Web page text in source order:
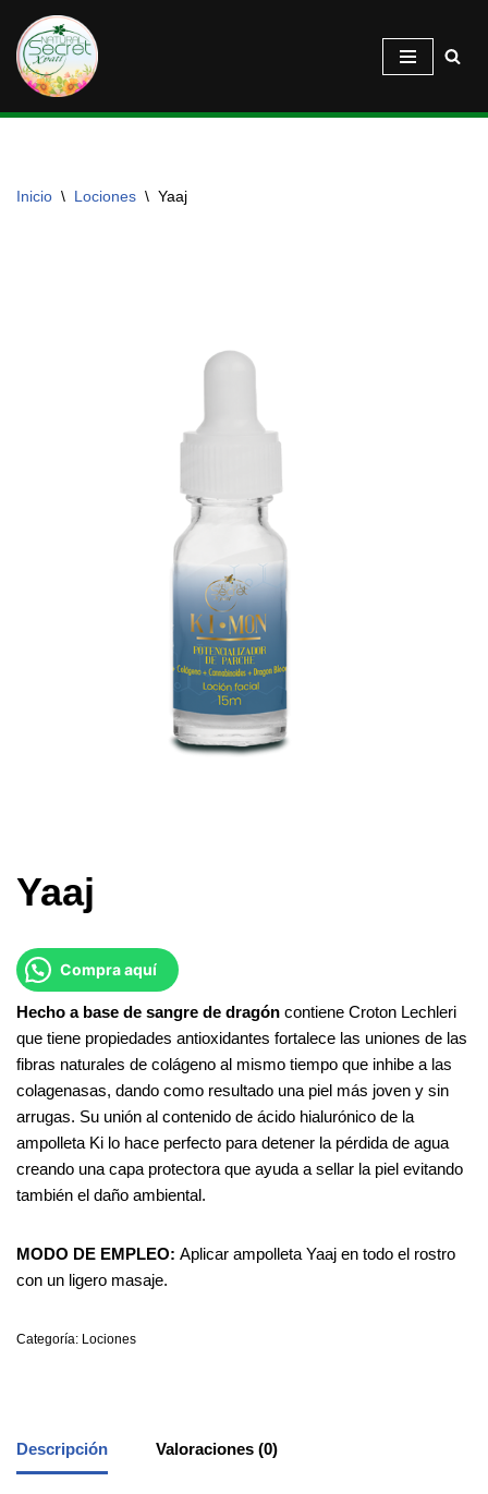
Saltar
al
contenido
Inicio \ Lociones \ Yaaj
Yaaj
Compra aquí
Hecho a base de sangre de dragón contiene Croton Lechleri
que tiene propiedades antioxidantes fortalece las uniones de las
fibras naturales de colágeno al mismo tiempo que inhibe a las
colagenasas, dando como resultado una piel más joven y sin
arrugas. Su unión al contenido de ácido hialurónico de la
ampolleta Ki lo hace perfecto para detener la pérdida de agua
creando una capa protectora que ayuda a sellar la piel evitando
también el daño ambiental.
MODO DE EMPLEO: Aplicar ampolleta Yaaj en todo el rostro
con un ligero masaje.
Categoría: Lociones
Descripción Valoraciones (0)